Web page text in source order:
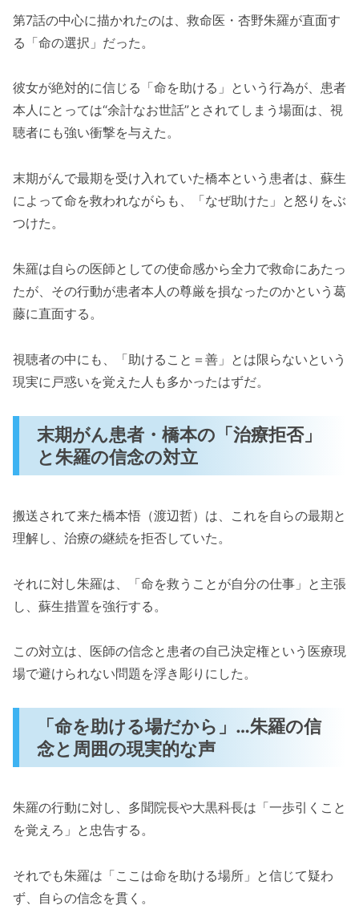
第7話の中心に描かれたのは、救命医・杏野朱羅が直面す
る「命の選択」だった。
彼女が絶対的に信じる「命を助ける」という行為が、患者
本人にとっては“余計なお世話”とされてしまう場面は、視
聴者にも強い衝撃を与えた。
末期がんで最期を受け入れていた橋本という患者は、蘇生
によって命を救われながらも、「なぜ助けた」と怒りをぶ
つけた。
朱羅は自らの医師としての使命感から全力で救命にあたっ
たが、その行動が患者本人の尊厳を損なったのかという葛
藤に直面する。
視聴者の中にも、「助けること＝善」とは限らないという
現実に戸惑いを覚えた人も多かったはずだ。
末期がん患者・橋本の「治療拒否」
と朱羅の信念の対立
搬送されて来た橋本悟（渡辺哲）は、これを自らの最期と
理解し、治療の継続を拒否していた。
それに対し朱羅は、「命を救うことが自分の仕事」と主張
し、蘇生措置を強行する。
この対立は、医師の信念と患者の自己決定権という医療現
場で避けられない問題を浮き彫りにした。
「命を助ける場だから」…朱羅の信
念と周囲の現実的な声
朱羅の行動に対し、多聞院長や大黒科長は「一歩引くこと
を覚えろ」と忠告する。
それでも朱羅は「ここは命を助ける場所」と信じて疑わ
ず、自らの信念を貫く。